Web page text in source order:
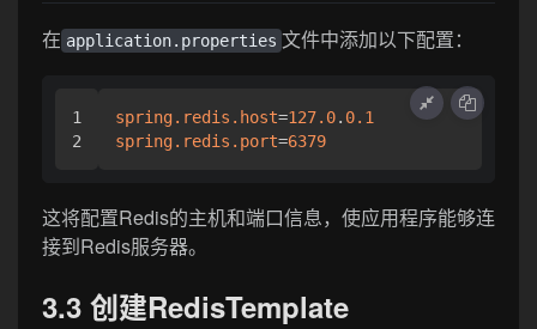
在 application.properties 文件中添加以下配置：
1
spring.redis.host=127.0. 0.1
spring.redis.port=6379
这将配置Redis的主机和端口信息，使应用程序能够连
接到Redis服务器。
3.3 创建RedisTemplate